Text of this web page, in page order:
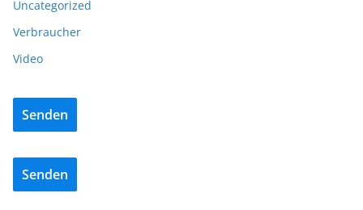
Uncategorized
Verbraucher
Video
Senden
Senden